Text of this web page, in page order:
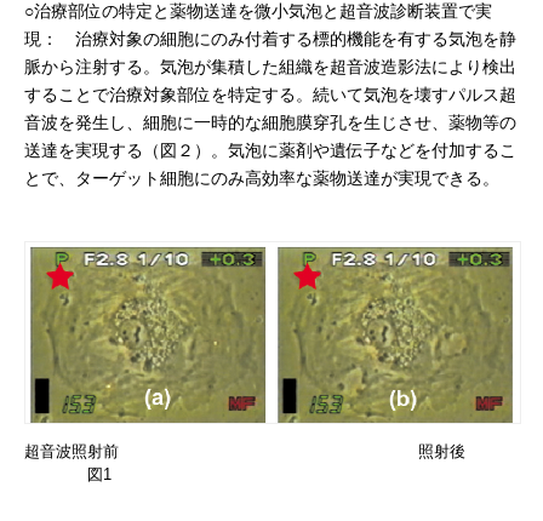
○治療部位の特定と薬物送達を微小気泡と超音波診断装置で実
現： 治療対象の細胞にのみ付着する標的機能を有する気泡を静
脈から注射する。気泡が集積した組織を超音波造影法により検出
することで治療対象部位を特定する。続いて気泡を壊すパルス超
音波を発生し、細胞に一時的な細胞膜穿孔を生じさせ、薬物等の
送達を実現する（図２）。気泡に薬剤や遺伝子などを付加するこ
とで、ターゲット細胞にのみ高効率な薬物送達が実現できる。
超音波照射前 照射後
図1